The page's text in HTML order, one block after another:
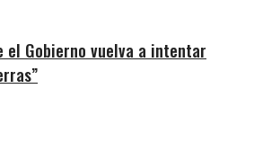
el Gobierno vuelva a intentar